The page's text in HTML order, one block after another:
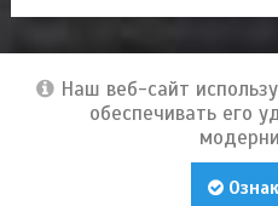
Наш веб-сайт
обеспечивать его